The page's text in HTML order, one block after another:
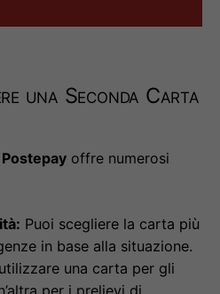
una Seconda Carta
offre numerosi
Puoi scegliere la carta più
in base alla situazione.
una carta per gli
per i prelievi di